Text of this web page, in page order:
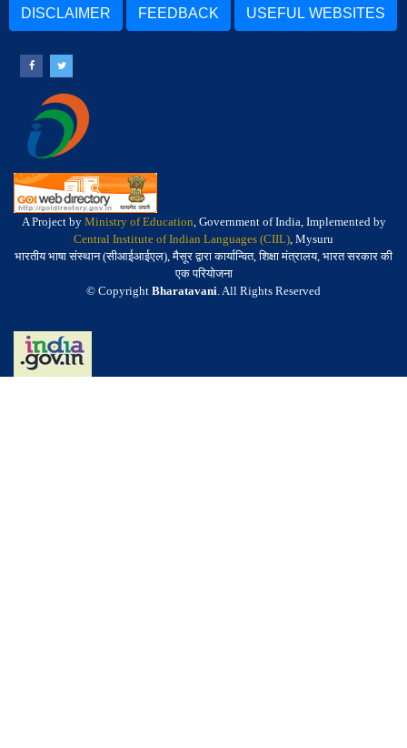
DISCLAIMER FEEDBACK USEFUL WEBSITES
A Project by Ministry of Education, Government of India, Implemented by
Central Institute of Indian Languages (CIIL), Mysuru
भारतीय भाषा संस्थान (सीआईआईएल), मैसूर द्वारा कार्यान्वित, शिक्षा मंत्रालय, भारत सरकार की
एक परियोजना
© Copyright Bharatavani. All Rights Reserved